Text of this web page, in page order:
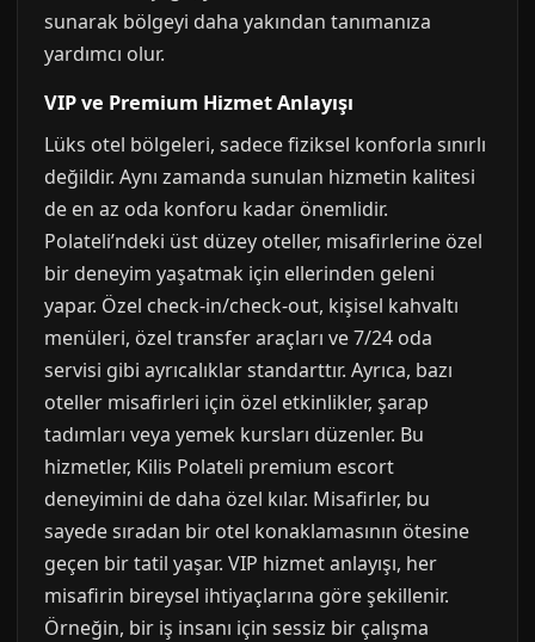
sunarak bölgeyi daha yakından tanımanıza
yardımcı olur.
VIP ve Premium Hizmet Anlayışı
Lüks otel bölgeleri, sadece fiziksel konforla sınırlı
değildir. Aynı zamanda sunulan hizmetin kalitesi
de en az oda konforu kadar önemlidir.
Polateli’ndeki üst düzey oteller, misafirlerine özel
bir deneyim yaşatmak için ellerinden geleni
yapar. Özel check-in/check-out, kişisel kahvaltı
menüleri, özel transfer araçları ve 7/24 oda
servisi gibi ayrıcalıklar standarttır. Ayrıca, bazı
oteller misafirleri için özel etkinlikler, şarap
tadımları veya yemek kursları düzenler. Bu
hizmetler, Kilis Polateli premium escort
deneyimini de daha özel kılar. Misafirler, bu
sayede sıradan bir otel konaklamasının ötesine
geçen bir tatil yaşar. VIP hizmet anlayışı, her
misafirin bireysel ihtiyaçlarına göre şekillenir.
Örneğin, bir iş insanı için sessiz bir çalışma